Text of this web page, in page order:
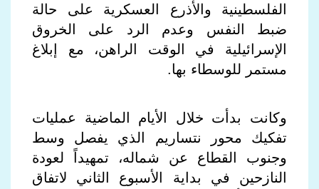
الفلسطينية والأذرع العسكرية على حالة
ضبط النفس وعدم الرد على الخروق
الإسرائيلية في الوقت الراهن، مع إبلاغ
مستمر للوسطاء بها.
وكانت بدأت خلال الأيام الماضية عمليات
تفكيك محور نتساريم
الذي يفصل وسط
وجنوب القطاع عن شماله، تمهيداً لعودة
النازحين في بداية الأسبوع الثاني لاتفاق